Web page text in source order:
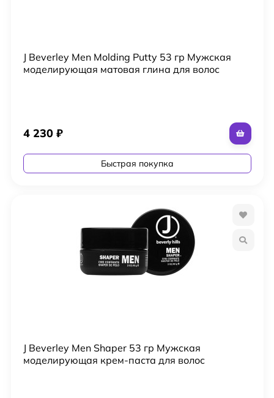
J Beverley Men Molding Putty 53 гр Мужская
моделирующая матовая глина для волос
4 230 ₽
Быстрая покупка
J Beverley Men Shaper 53 гр Мужская
моделирующая крем-паста для волос